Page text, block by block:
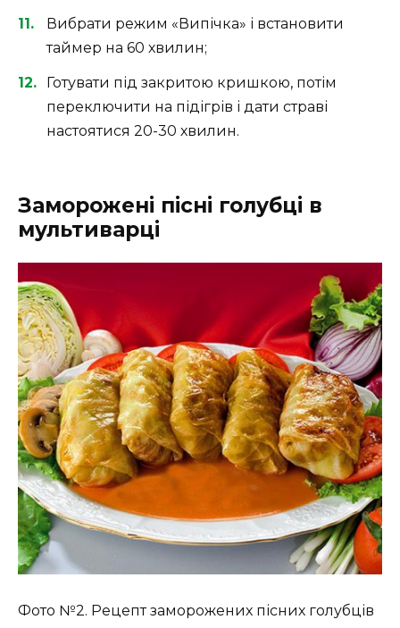
Вибрати режим «Випічка» і встановити
таймер на 60 хвилин;
Готувати під закритою кришкою, потім
переключити на підігрів і дати страві
настоятися 20-30 хвилин.
Заморожені пісні голубці в
мультиварці
Фото №2. Рецепт заморожених пісних голубців